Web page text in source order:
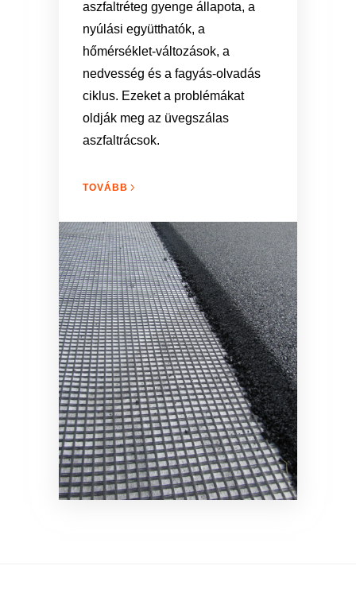
aszfaltréteg gyenge állapota, a
nyúlási együtthatók, a
hőmérséklet-változások, a
nedvesség és a fagyás-olvadás
ciklus. Ezeket a problémákat
oldják meg az üvegszálas
aszfaltrácsok.
TOVÁBB